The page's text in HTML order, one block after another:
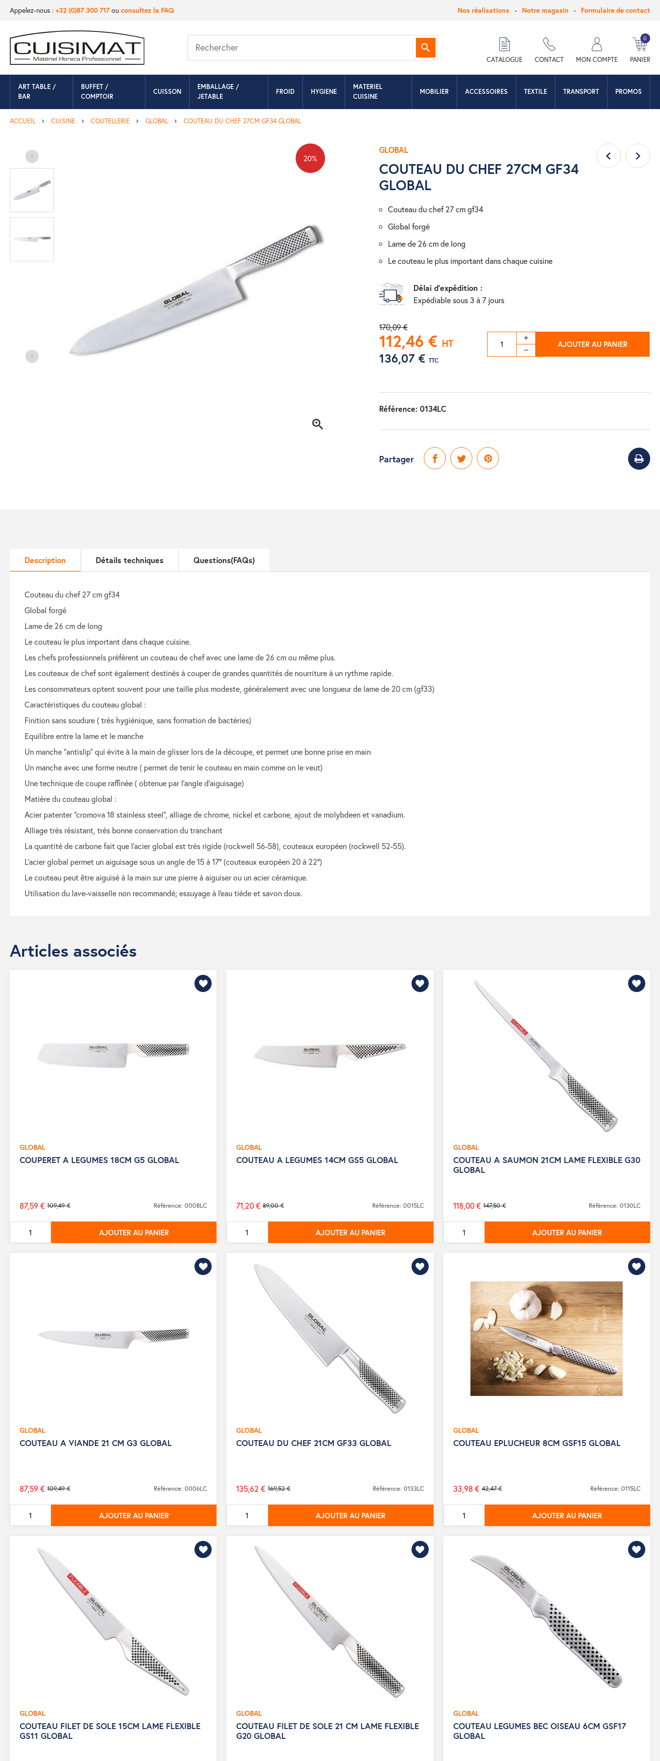
Appelez-nous : +32 (0)87 300 717ou consultez la FAQ Nos réalisations Notre magasin Formulaire de contact
Rechercher
CATALOGUE CONTACT MON COMPTE PANIER
0
ART TABLE /
BAR
BUFFET /
COMPTOIR
CUISSON
EMBALLAGE /
JETABLE
FROID HYGIENE
MATERIEL
CUISINE
MOBILIER ACCESSOIRES TEXTILE TRANSPORT PROMOS
ACCUEIL CUISINE COUTELLERIE GLOBAL COUTEAU DU CHEF 27CM GF34 GLOBAL
20%
GLOBAL
COUTEAU DU CHEF 27CM GF34
GLOBAL
couteau du chef 27 cm gf34
global forgé
lame de 26 cm de long
le couteau le plus important dans chaque cuisine
Délai d'expédition :
Expédiable sous 3 à 7 jours
170,09 €
112,46 € HT
136,07 € TTC
AJOUTER AU PANIER
Référence:0134LC
Partager
Description Détails techniques Questions(FAQs)
couteau du chef 27 cm gf34
global forgé
lame de 26 cm de long
le couteau le plus important dans chaque cuisine.
les chefs professionnels préfèrent un couteau de chef avec une lame de 26 cm ou même plus.
les couteaux de chef sont également destinés à couper de grandes quantités de nourriture à un rythme rapide.
les consommateurs optent souvent pour une taille plus modeste, généralement avec une longueur de lame de 20 cm (gf33)
caractéristiques du couteau global :
finition sans soudure ( très hygiénique, sans formation de bactéries)
equilibre entre la lame et le manche
un manche "antislip" qui évite à la main de glisser lors de la découpe, et permet une bonne prise en main
un manche avec une forme neutre ( permet de tenir le couteau en main comme on le veut)
une technique de coupe raffinée ( obtenue par l'angle d'aiguisage)
matière du couteau global :
acier patenter "cromova 18 stainless steel", alliage de chrome, nickel et carbone, ajout de molybdeen et vanadium.
alliage très résistant, très bonne conservation du tranchant
la quantité de carbone fait que l'acier global est très rigide (rockwell 56-58), couteaux européen (rockwell 52-55).
l'acier global permet un aiguisage sous un angle de 15 à 17° (couteaux européen 20 à 22°)
le couteau peut être aiguisé à la main sur une pierre à aiguiser ou un acier céramique.
utilisation du lave-vaisselle non recommandé; essuyage à l'eau tiède et savon doux.
Articles associés
GLOBAL
COUPERET A LEGUMES 18CM G5 GLOBAL
Prix
de
base
109,49 €
87,59 € Référence: 0008LC
AJOUTER AU PANIER
GLOBAL
COUTEAU A LEGUMES 14CM GS5 GLOBAL
Prix
de
base
89,00 €
71,20 € Référence: 0015LC
AJOUTER AU PANIER
GLOBAL
COUTEAU A SAUMON 21CM LAME FLEXIBLE G30
GLOBAL
Prix
de
base
147,50 €
118,00 € Référence: 0130LC
AJOUTER AU PANIER
GLOBAL
COUTEAU A VIANDE 21 CM G3 GLOBAL
Prix
de
base
109,49 €
87,59 € Référence: 0006LC
AJOUTER AU PANIER
GLOBAL
COUTEAU DU CHEF 21CM GF33 GLOBAL
Prix
de
base
169,52 €
135,62 € Référence: 0133LC
AJOUTER AU PANIER
GLOBAL
COUTEAU EPLUCHEUR 8CM GSF15 GLOBAL
Prix
de
base
42,47 €
33,98 € Référence: 0115LC
AJOUTER AU PANIER
GLOBAL
COUTEAU FILET DE SOLE 15CM LAME FLEXIBLE
GS11 GLOBAL
GLOBAL
COUTEAU FILET DE SOLE 21 CM LAME FLEXIBLE
G20 GLOBAL
GLOBAL
COUTEAU LEGUMES BEC OISEAU 6CM GSF17
GLOBAL